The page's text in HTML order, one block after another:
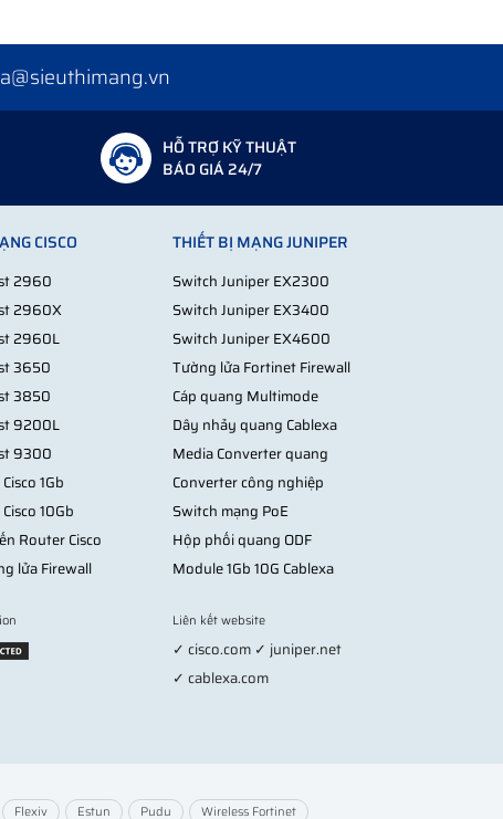
cáp quang single-mode, hệ thống ổn định hoàn
rõ rệt.
HỖ TRỢ KỸ THUẬT
BÁO GIÁ 24/7
CISCO
2960
2960X
2960L
3650
3850
9200L
9300
1Gb
10Gb
Router Cisco
lửa Firewall
THIẾT BỊ MẠNG JUNIPER
Switch Juniper EX2300
Switch Juniper EX3400
Switch Juniper EX4600
Tường lửa Fortinet Firewall
Cáp quang Multimode
Dây nhảy quang Cablexa
Media Converter quang
Converter công nghiệp
Switch mạng PoE
Hộp phối quang ODF
Module 1Gb 10G Cablexa
Liên kết website
✓ cisco.com ✓ juniper.net
✓ cablexa.com
Flexiv Estun Pudu Wireless Fortinet